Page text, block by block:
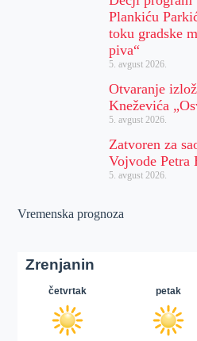
Plankiću
toku gradske
piva“
5. avgust 2026.
Otvaranje
Kneževića
5. avgust 2026.
Zatvoren za
Vojvode Petra
5. avgust 2026.
Vremenska prognoza